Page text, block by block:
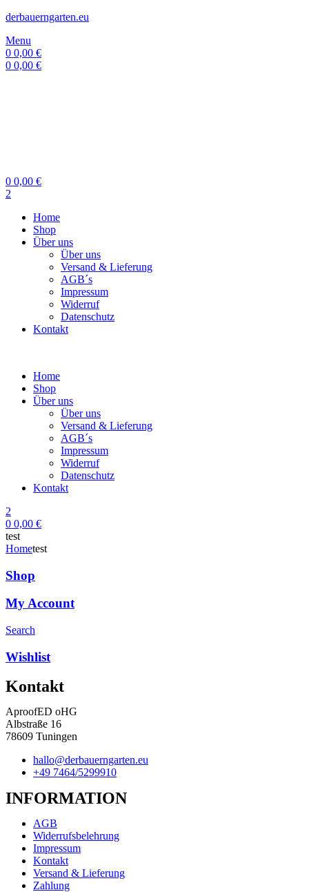
derbauerngarten.eu
Menu
0 0,00 €
0 0,00 €
0 0,00 €
2
Home
Shop
Über uns
Über uns
Versand & Lieferung
AGB´s
Impressum
Widerruf
Datenschutz
Kontakt
Home
Shop
Über uns
Über uns
Versand & Lieferung
AGB´s
Impressum
Widerruf
Datenschutz
Kontakt
2
0 0,00 €
test
Hometest
Shop
My Account
Search
Wishlist
Kontakt
AproofED oHG
Albstraße 16
78609 Tuningen
hallo@derbauerngarten.eu
+49 7464/5299910
INFORMATION
AGB
Widerrufsbelehrung
Impressum
Kontakt
Versand & Lieferung
Zahlung